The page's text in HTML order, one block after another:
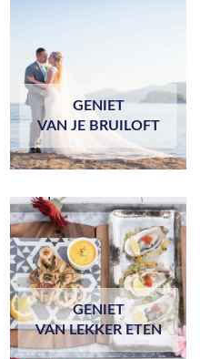
GENIET
VAN JE BRUILOFT
GENIET
VAN LEKKER ETEN